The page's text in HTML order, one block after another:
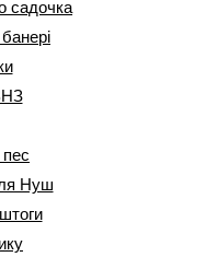
садочка
Нуш